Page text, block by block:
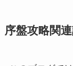
序盤攻略関